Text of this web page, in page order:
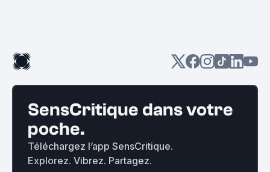
SensCritique dans votre
poche.
Téléchargez l’app SensCritique.
Explorez. Vibrez. Partagez.